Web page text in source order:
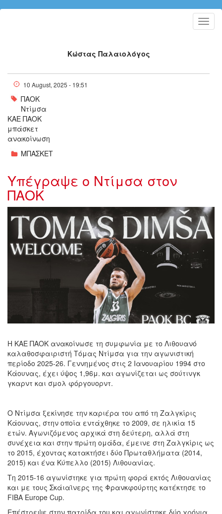
Κώστας Παλαιολόγος
10 August, 2025 - 19:51
ΠΑΟΚ
Ντίμσα
ΚΑΕ ΠΑΟΚ
μπάσκετ
ανακοίνωση
ΜΠΑΣΚΕΤ
Υπέγραψε ο Ντίμσα στον
ΠΑΟΚ
w10-1107341.jpg
Η ΚΑΕ ΠΑΟΚ ανακοίνωσε τη συμφωνία με το Λιθουανό
καλαθοσφαιριστή Τόμας Ντίμσα για την αγωνιστική
περίοδο 2025-26. Γεννημένος στις 2 Ιανουαρίου 1994 στο
Κάουνας, έχει ύψος 1,96μ. και αγωνίζεται ως σούτινγκ
γκαρντ και σμολ φόργουορντ.
Ο Ντίμσα ξεκίνησε την καριέρα του από τη Ζαλγκίρις
Κάουνας, στην οποία εντάχθηκε το 2009, σε ηλικία 15
ετών. Αγωνιζόμενος αρχικά στη δεύτερη, αλλά στη
συνέχεια και στην πρώτη ομάδα, έμεινε στη Ζαλγκίρις ως
το 2015, έχοντας κατακτήσει δύο Πρωταθλήματα (2014,
2015) και ένα Κύπελλο (2015) Λιθουανίας.
Τη 2015-16 αγωνίστηκε για πρώτη φορά εκτός Λιθουανίας
και με τους Σκάιαϊνερς της Φρανκφούρτης κατέκτησε το
FIBA Europe Cup.